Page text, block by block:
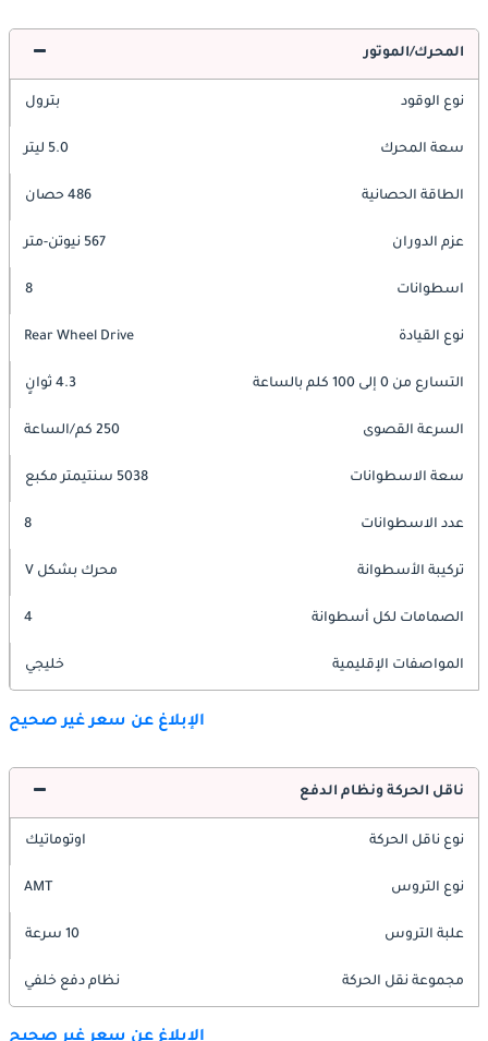
المحرك/الموتور
نوع الوقود بترول
سعة المحرك 5.0 ليتر
الطاقة الحصانية 486 حصان
عزم الدوران 567 نيوتن-متر
اسطوانات 8
نوع القيادة Rear Wheel Drive
التسارع من 0 إلى 100 كلم بالساعة 4.3 ثوانٍ
السرعة القصوى 250 كم/الساعة
سعة الاسطوانات 5038 سنتيمتر مكبع
عدد الاسطوانات 8
تركيبة الأسطوانة محرك بشكل V
الصمامات لكل أسطوانة 4
المواصفات الإقليمية خليجي
الإبلاغ عن سعر غير صحيح
ناقل الحركة ونظام الدفع
نوع ناقل الحركة اوتوماتيك
نوع التروس AMT
علبة التروس 10 سرعة
مجموعة نقل الحركة نظام دفع خلفي